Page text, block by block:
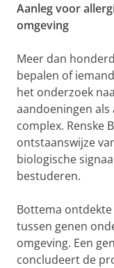
Aanleg voor
omgeving
Meer dan
bepalen of
het onderzoek
aandoeningen
complex. Renske
ontstaanswijze
biologische
bestuderen.
Bottema
tussen genen
omgeving. Een
concludeert de